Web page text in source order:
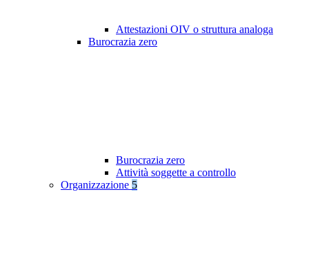
Attestazioni OIV o struttura analoga
Burocrazia zero
Burocrazia zero
Attività soggette a controllo
Organizzazione 5